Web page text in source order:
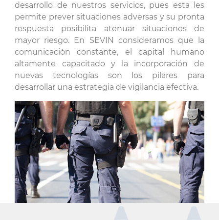
desarrollo de nuestros servicios, pues esta les
permite prever situaciones adversas y su pronta
respuesta posibilita atenuar situaciones de
mayor riesgo. En SEVIN consideramos que la
comunicación constante, el capital humano
altamente capacitado y la incorporación de
nuevas tecnologías son los pilares para
desarrollar una estrategia de vigilancia efectiva.